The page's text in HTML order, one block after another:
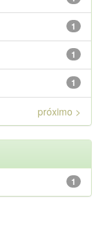
1
1
1
próximo >
1